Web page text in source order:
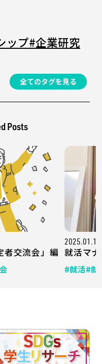
ップ#企業研究
全てのタグを見る
Posts
者交流会」編
2025.01.10
就活マ
#就活#就